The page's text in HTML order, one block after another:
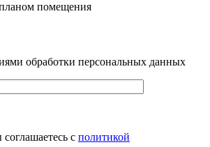
помещения
обработки персональных данных
с политикой